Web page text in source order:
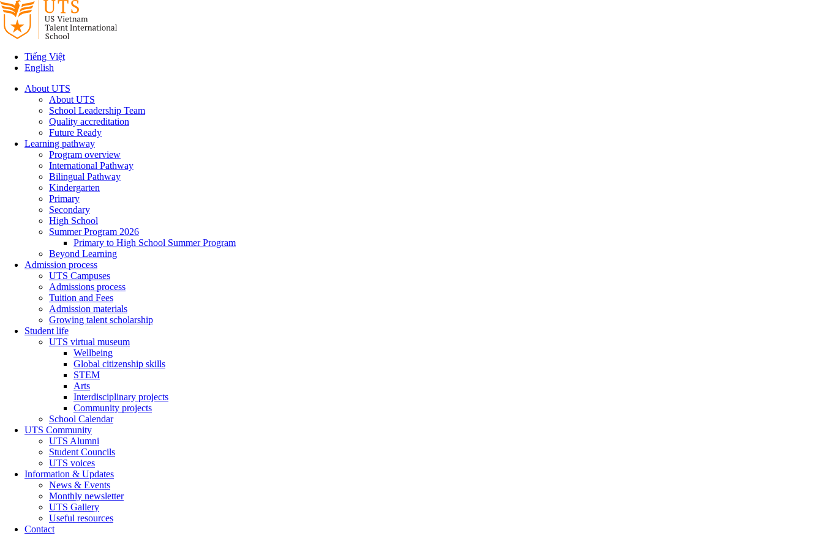
Tiếng Việt
English
About UTS
About UTS
School Leadership Team
Quality accreditation
Future Ready
Learning pathway
Program overview
International Pathway
Bilingual Pathway
Kindergarten
Primary
Secondary
High School
Summer Program 2026
Primary to High School Summer Program
Beyond Learning
Admission process
UTS Campuses
Admissions process
Tuition and Fees
Admission materials
Growing talent scholarship
Student life
UTS virtual museum
Wellbeing
Global citizenship skills
STEM
Arts
Interdisciplinary projects
Community projects
School Calendar
UTS Community
UTS Alumni
Student Councils
UTS voices
Information & Updates
News & Events
Monthly newsletter
UTS Gallery
Useful resources
Contact